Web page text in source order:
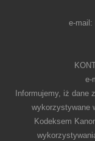
e-mail:
e-
Informujemy, iż dane
wykorzystywane
Kodeksem